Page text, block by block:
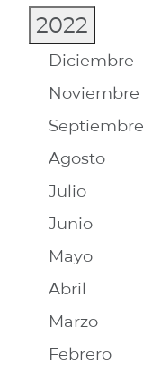
2022
Diciembre
Noviembre
Septiembre
Agosto
Julio
Junio
Mayo
Abril
Marzo
Febrero